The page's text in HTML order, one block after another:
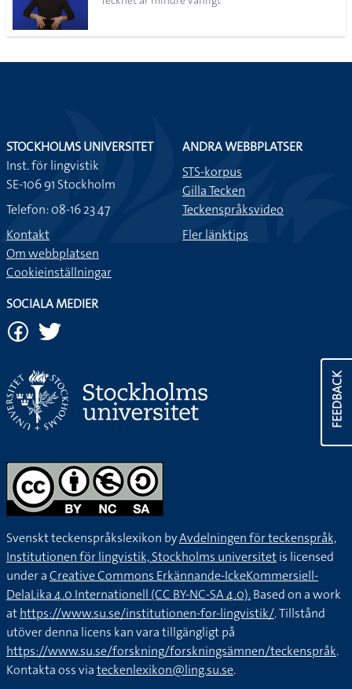
FEEDBACK
STOCKHOLMS UNIVERSITET
Inst. för lingvistik
SE-106 91 Stockholm
Telefon: 08-16 23 47
Kontakt
Om webbplatsen
Cookieinställningar
ANDRA WEBBPLATSER
STS-korpus
Gilla Tecken
Teckenspråksvideo
Fler länktips
SOCIALA MEDIER
Svenskt teckenspråkslexikon byAvdelningen för teckenspråk,
Institutionen för lingvistik, Stockholms universitetis licensed
under aCreative Commons Erkännande-IckeKommersiell-
DelaLika 4.0 Internationell (CC BY-NC-SA 4.0).Based on a work
athttps://www.su.se/institutionen-for-lingvistik/. Tillstånd
utöver denna licens kan vara tillgängligt på
https://www.su.se/forskning/forskningsämnen/teckenspråk.
Kontakta oss viateckenlexikon@ling.su.se.